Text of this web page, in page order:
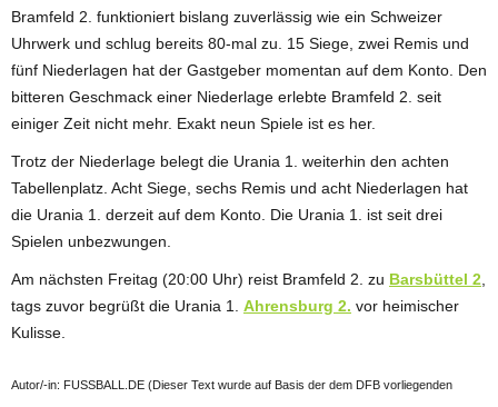
Bramfeld 2. funktioniert bislang zuverlässig wie ein Schweizer
Uhrwerk und schlug bereits 80-mal zu. 15 Siege, zwei Remis und
fünf Niederlagen hat der Gastgeber momentan auf dem Konto. Den
bitteren Geschmack einer Niederlage erlebte Bramfeld 2. seit
einiger Zeit nicht mehr. Exakt neun Spiele ist es her.
Trotz der Niederlage belegt die Urania 1. weiterhin den achten
Tabellenplatz. Acht Siege, sechs Remis und acht Niederlagen hat
die Urania 1. derzeit auf dem Konto. Die Urania 1. ist seit drei
Spielen unbezwungen.
Am nächsten Freitag (20:00 Uhr) reist Bramfeld 2. zu Barsbüttel 2
tags zuvor begrüßt die Urania 1. Ahrensburg 2. vor heimischer
Kulisse.
Autor/-in: FUSSBALL.DE (Dieser Text wurde auf Basis der dem DFB vorliegenden